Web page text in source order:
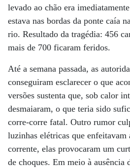
levado ao chão era
estava nas bordas da ponte caía
rio. Resultado da tragédia: 456
mais de 700 ficaram feridos.
Até a semana passada, as
conseguiram esclarecer o que
versões sustenta que, sob calor
desmaiaram, o que teria sido
corre-corre fatal. Outro rumor
luzinhas elétricas que enfeitavam
corrente, elas provocaram um
de choques. Em meio à ausência